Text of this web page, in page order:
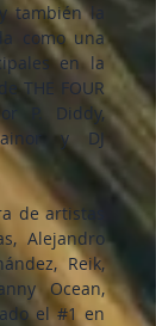
también la
como una
en la
THE FOUR
P. Diddy,
y DJ
de artistas
Alejandro
Reik,
Ocean,
el #1 en